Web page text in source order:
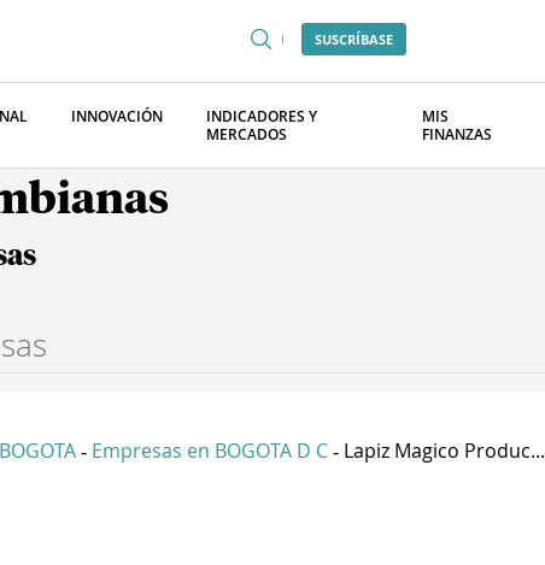
SUSCRÍBASE
INNOVACIÓN
INDICADORES Y
MERCADOS
MIS
FINANZAS
- Empresas en BOGOTA D C - Lapiz Magico Produc...